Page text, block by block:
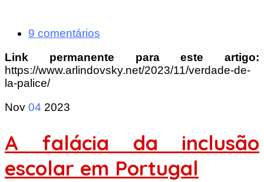
9 comentários
Link permanente para este artigo:
https://www.arlindovsky.net/2023/11/verdade-de-
la-palice/
Nov 04 2023
A falácia da inclusão
escolar em Portugal